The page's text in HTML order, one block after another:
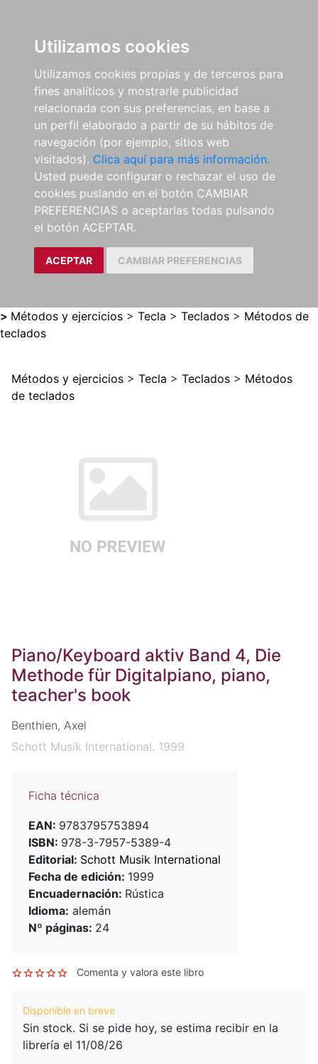
Utilizamos cookies
Utilizamos cookies propias y de terceros para
fines analíticos y mostrarle publicidad
relacionada con sus preferencias, en base a
un perfil elaborado a partir de su hábitos de
navegación (por ejemplo, sitios web
visitados). Clica aquí para más información.
Usted puede configurar o rechazar el uso de
cookies puslando en el botón CAMBIAR
PREFERENCIAS o aceptarlas todas pulsando
el botón ACEPTAR.
ACEPTAR CAMBIAR PREFERENCIAS
> Métodos y ejercicios > Tecla > Teclados > Métodos de
teclados
Métodos y ejercicios > Tecla > Teclados > Métodos
de teclados
Piano/Keyboard aktiv Band 4, Die
Methode für Digitalpiano, piano,
teacher's book
Benthien, Axel
Schott Musik International. 1999
Ficha técnica
EAN: 9783795753894
ISBN: 978-3-7957-5389-4
Editorial: Schott Musik International
Fecha de edición: 1999
Encuadernación: Rústica
Idioma: alemán
Nº páginas: 24
Comenta y valora este libro
Disponible en breve
Sin stock. Si se pide hoy, se estima recibir en la
librería el 11/08/26